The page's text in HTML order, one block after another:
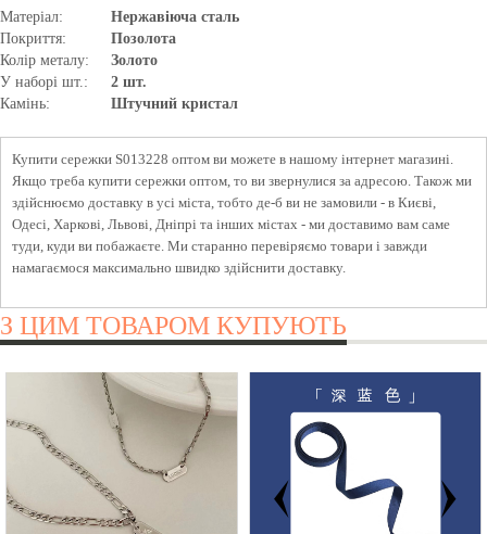
Матеріал:
Нержавіюча сталь
Покриття:
Позолота
Колір металу:
Золото
У наборі шт.:
2 шт.
Камінь:
Штучний кристал
Купити сережки S013228 оптом ви можете в нашому інтернет магазині.
Якщо треба купити сережки оптом, то ви звернулися за адресою. Також ми
здійснюємо доставку в усі міста, тобто де-б ви не замовили - в Києві,
Одесі, Харкові, Львові, Дніпрі та інших містах - ми доставимо вам саме
туди, куди ви побажаєте. Ми старанно перевіряємо товари і завжди
намагаємося максимально швидко здійснити доставку.
З ЦИМ ТОВАРОМ КУПУЮТЬ